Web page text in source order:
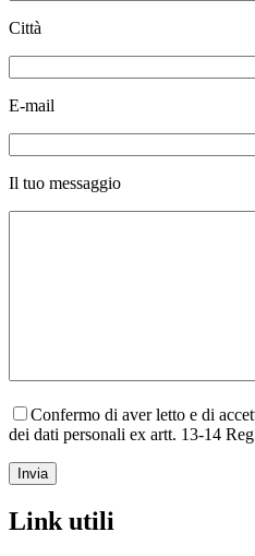
Città
E-mail
Il tuo messaggio
Confermo di aver letto e di
dei dati personali ex artt. 13-14
Link utili